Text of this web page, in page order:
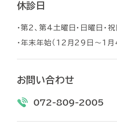
休診日
・第2、第4土曜日・日曜日・祝
・年末年始（12月29日〜1月
お問い合わせ
072-809-2005